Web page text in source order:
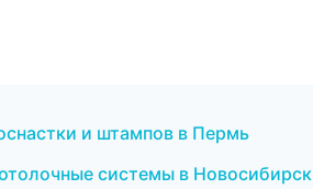
и штампов в Пермь
системы в Новосибирск